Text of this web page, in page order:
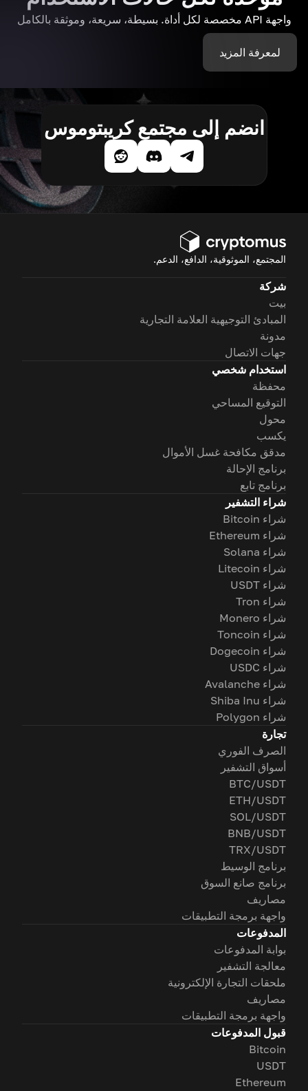
واجهة API مخصصة لكل أداة. بسيطة، سريعة، وموثقة بالكامل
لمعرفة المزيد
انضم إلى مجتمع كريبتوموس
المجتمع، الموثوقية، الدافع، الدعم.
شركة
بيت
المبادئ التوجيهية العلامة التجارية
مدونة
جهات الاتصال
استخدام شخصي
محفظة
التوقيع المساحي
محول
يكسب
مدقق مكافحة غسل الأموال
برنامج الإحالة
برنامج تابع
شراء التشفير
شراء Bitcoin
شراء Ethereum
شراء Solana
شراء Litecoin
شراء USDT
شراء Tron
شراء Monero
شراء Toncoin
شراء Dogecoin
شراء USDC
شراء Avalanche
شراء Shiba Inu
شراء Polygon
تجارة
الصرف الفوري
أسواق التشفير
BTC/USDT
ETH/USDT
SOL/USDT
BNB/USDT
TRX/USDT
برنامج الوسيط
برنامج صانع السوق
مصاريف
واجهة برمجة التطبيقات
المدفوعات
بوابة المدفوعات
معالجة التشفير
ملحقات التجارة الإلكترونية
مصاريف
واجهة برمجة التطبيقات
قبول المدفوعات
Bitcoin
USDT
Ethereum